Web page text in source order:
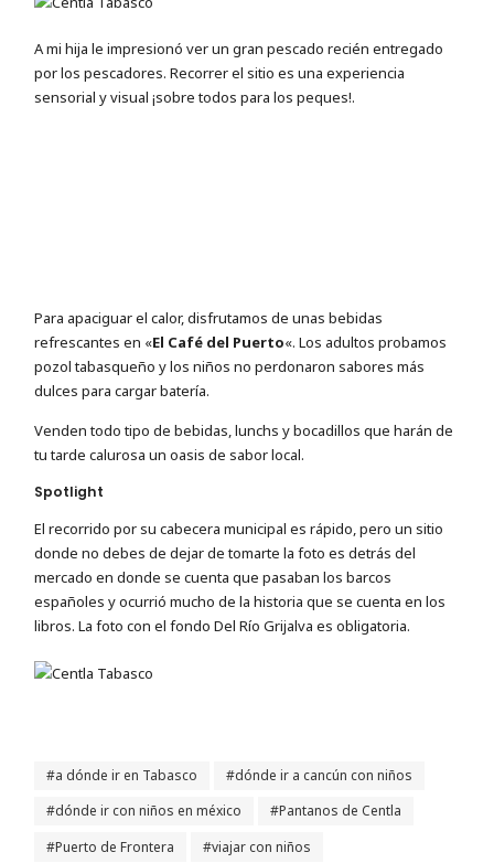
A mi hija le impresionó ver un gran pescado recién entregado
por los pescadores. Recorrer el sitio es una experiencia
sensorial y visual ¡sobre todos para los peques!.
Para apaciguar el calor, disfrutamos de unas bebidas
refrescantes en «El Café del Puerto«. Los adultos probamos
pozol tabasqueño y los niños no perdonaron sabores más
dulces para cargar batería.
Venden todo tipo de bebidas, lunchs y bocadillos que harán de
tu tarde calurosa un oasis de sabor local.
Spotlight
El recorrido por su cabecera municipal es rápido, pero un sitio
donde no debes de dejar de tomarte la foto es detrás del
mercado en donde se cuenta que pasaban los barcos
españoles y ocurrió mucho de la historia que se cuenta en los
libros. La foto con el fondo Del Río Grijalva es obligatoria.
a dónde ir en Tabasco
dónde ir a cancún con niños
dónde ir con niños en méxico
Pantanos de Centla
Puerto de Frontera
viajar con niños